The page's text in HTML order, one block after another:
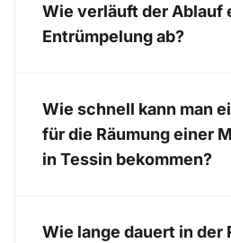
Wie verläuft der Ablauf
Entrümpelung ab?
Wie schnell kann man
für die Räumung einer
in Tessin bekommen?
Wie lange dauert in der